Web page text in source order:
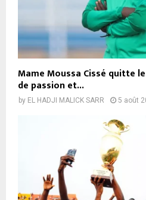
Mame Moussa Cissé quitte
de passion et...
by EL HADJI MALICK SARR 5 août